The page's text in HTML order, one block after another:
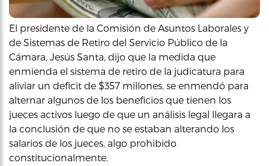
El presidente de la Comisión de Asuntos Laborales y
de Sistemas de Retiro del Servicio Público de la
Cámara, Jesús Santa, dijo que la medida que
enmienda el sistema de retiro de la judicatura para
aliviar un deficit de $357 millones, se enmendó para
alternar algunos de los beneficios que tienen los
jueces activos luego de que un análisis legal llegara a
la conclusión de que no se estaban alterando los
salarios de los jueces, algo prohibido
constitucionalmente.